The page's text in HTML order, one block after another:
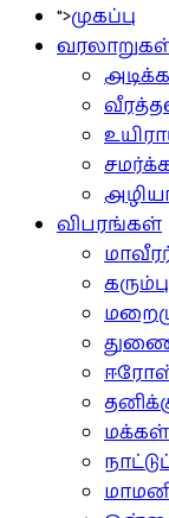
">முகப்பு
விபரங்கள்